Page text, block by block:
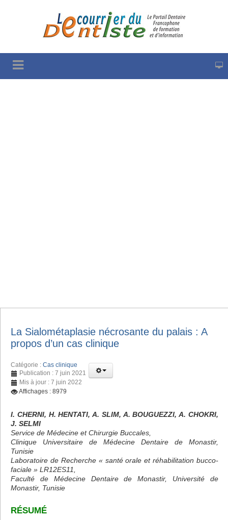
La Sialométaplasie nécrosante du palais : A
propos d’un cas clinique
Catégorie : Cas clinique
Publication : 7 juin 2021
Mis à jour : 7 juin 2022
Affichages : 8979
I. CHERNI, H. HENTATI, A. SLIM, A. BOUGUEZZI, A. CHOKRI,
J. SELMI
Service de Médecine et Chirurgie Buccales,
Clinique Universitaire de Médecine Dentaire de Monastir,
Tunisie
Laboratoire de Recherche « santé orale et réhabilitation bucco-
faciale » LR12ES11,
Faculté de Médecine Dentaire de Monastir, Université de
Monastir, Tunisie
RÉSUMÉ